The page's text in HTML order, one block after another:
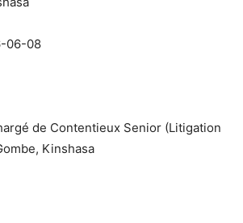
06-08
de Contentieux Senior (Litigation
Kinshasa